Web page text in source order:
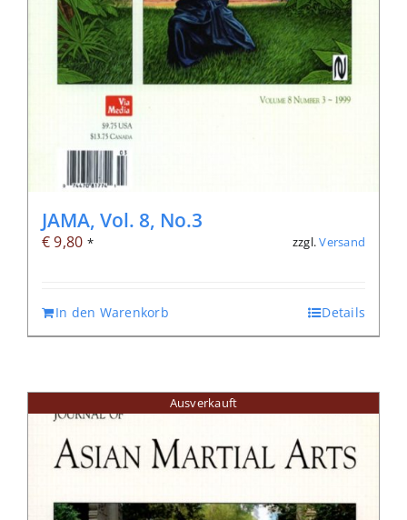
JAMA, Vol. 8, No.3
€9,80 * zzgl.Versand
In den Warenkorb Details
Ausverkauft